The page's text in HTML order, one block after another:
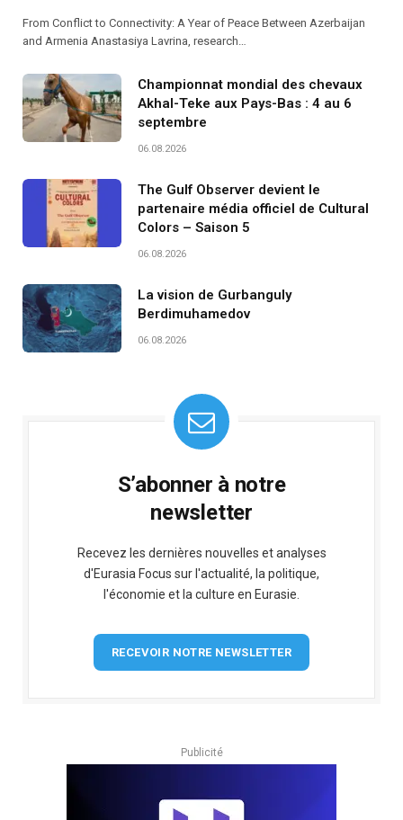
From Conflict to Connectivity: A Year of Peace Between Azerbaijan
and Armenia Anastasiya Lavrina, research…
Championnat mondial des chevaux
Akhal-Teke aux Pays-Bas : 4 au 6
septembre
06.08.2026
The Gulf Observer devient le
partenaire média officiel de Cultural
Colors – Saison 5
06.08.2026
La vision de Gurbanguly
Berdimuhamedov
06.08.2026
S’abonner à notre
newsletter
Recevez les dernières nouvelles et analyses
d'Eurasia Focus sur l'actualité, la politique,
l'économie et la culture en Eurasie.
RECEVOIR NOTRE NEWSLETTER
Publicité